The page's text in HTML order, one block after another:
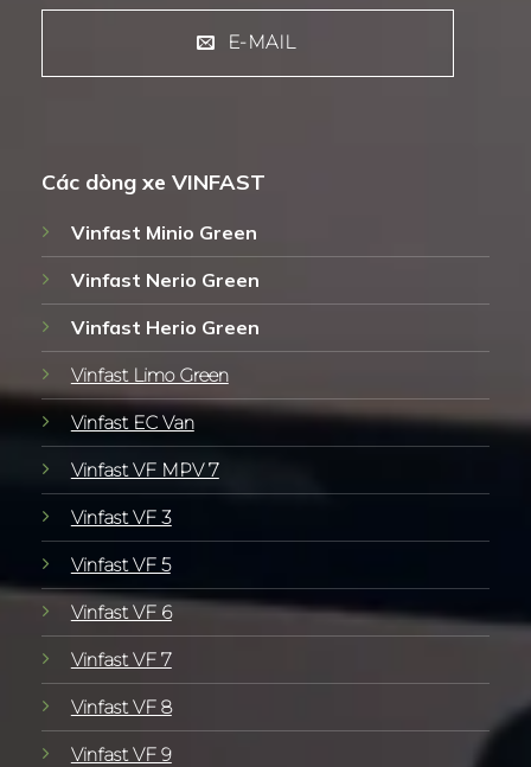
E-MAIL
Các dòng xe VINFAST
Vinfast Minio Green
Vinfast Nerio Green
Vinfast Herio Green
Vinfast Limo Green
Vinfast EC Van
Vinfast VF MPV 7
Vinfast VF 3
Vinfast VF 5
Vinfast VF 6
Vinfast VF 7
Vinfast VF 8
Vinfast VF 9